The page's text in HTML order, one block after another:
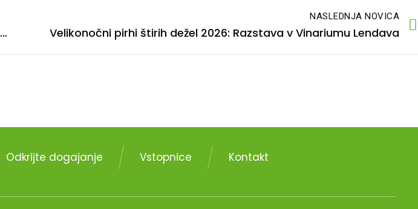
Velikonočni pirhi štirih dežel: otvoritev razstave v kupoli Stolpa Vinarium Lendava
NASLEDNJA NOVICA
Velikonočni pirhi štirih dežel 2026: Razstava v Vinariumu Lendava
Odkrijte dogajanje Vstopnice Kontakt